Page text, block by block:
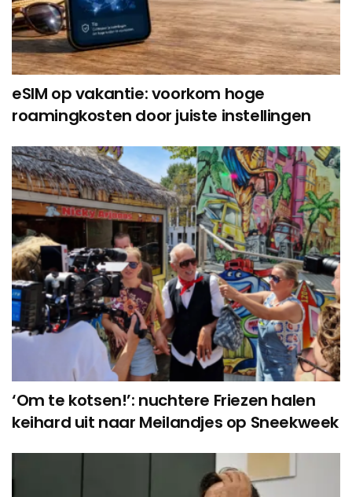
eSIM op vakantie: voorkom hoge
roamingkosten door juiste instellingen
‘Om te kotsen!’: nuchtere Friezen halen
keihard uit naar Meilandjes op Sneekweek